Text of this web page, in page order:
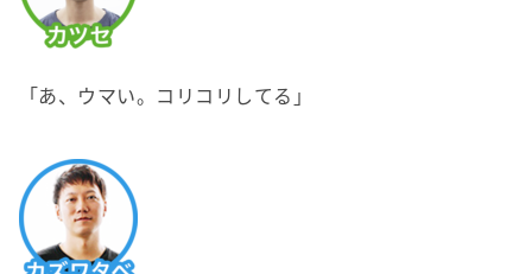
「あ、ウマい。コリコリしてる」